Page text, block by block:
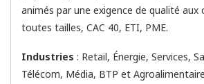
animés par une exigence de qualité aux
toutes tailles, CAC 40, ETI, PME.
Industries : Retail, Énergie, Services,
Télécom, Média, BTP et